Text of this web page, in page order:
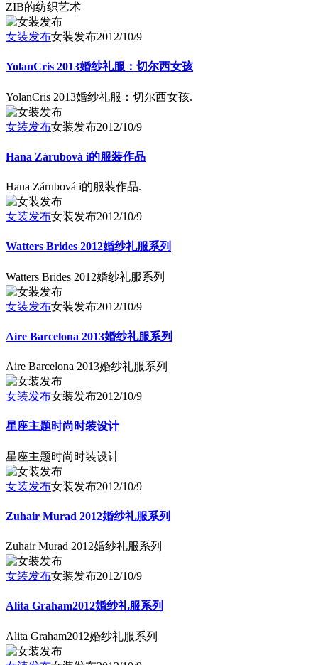
ZIB的纺织艺术
女装发布女装发布2012/10/9
YolanCris 2013婚纱礼服：切尔西女孩
YolanCris 2013婚纱礼服：切尔西女孩.
女装发布女装发布2012/10/9
Hana Zárubová i的服装作品
Hana Zárubová i的服装作品.
女装发布女装发布2012/10/9
Watters Brides 2012婚纱礼服系列
Watters Brides 2012婚纱礼服系列
女装发布女装发布2012/10/9
Aire Barcelona 2013婚纱礼服系列
Aire Barcelona 2013婚纱礼服系列
女装发布女装发布2012/10/9
星座主题时尚时装设计
星座主题时尚时装设计
女装发布女装发布2012/10/9
Zuhair Murad 2012婚纱礼服系列
Zuhair Murad 2012婚纱礼服系列
女装发布女装发布2012/10/9
Alita Graham2012婚纱礼服系列
Alita Graham2012婚纱礼服系列